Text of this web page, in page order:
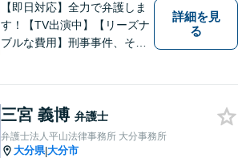
【即日対応】全力で弁護しま
す！【TV出演中】【リーズナ
ブルな費用】刑事事件、その
分駅４分】
詳細を見
る
三宮 義博 弁護士
弁護士法人平山法律事務所 大分事務所
大分県|大分市